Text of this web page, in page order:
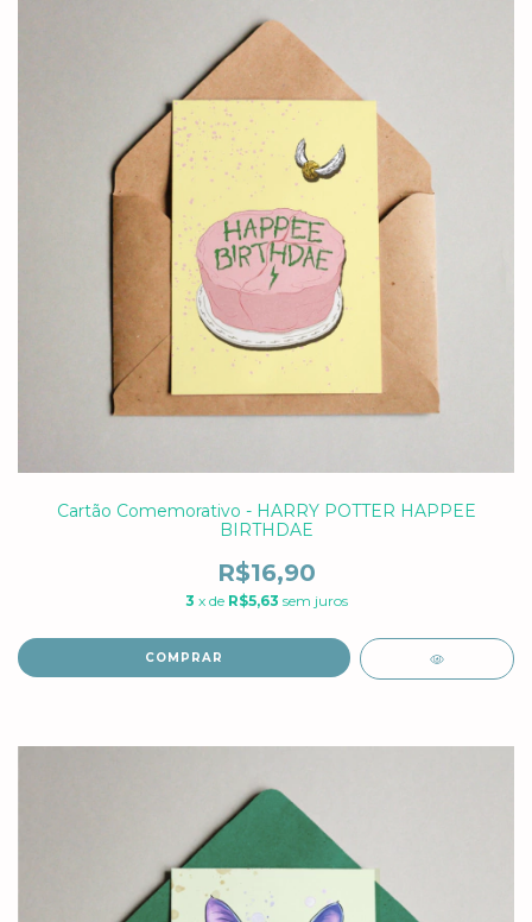
Cartão Comemorativo - HARRY POTTER HAPPEE
BIRTHDAE
R$16,90
3 x de R$5,63 sem juros